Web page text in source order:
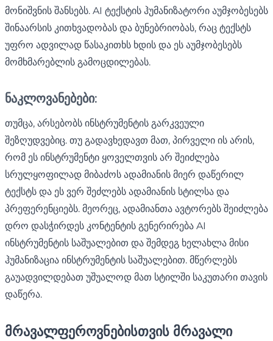
მონიშვნის შანსებს. AI ტექსტის ჰუმანიზატორი აუმჯობესებს
შინაარსის კითხვადობას და ბუნებრიობას, რაც ტექსტს
უფრო ადვილად წასაკითხს ხდის და ეს აუმჯობესებს
მომხმარებლის გამოცდილებას.
ნაკლოვანებები:
თუმცა, არსებობს ინსტრუმენტის გარკვეული
შეზღუდვებიც. თუ გადავხედავთ მათ, პირველი ის არის,
რომ ეს ინსტრუმენტი ყოველთვის არ შეიძლება
სრულყოფილად მიბაძოს ადამიანის მიერ დაწერილ
ტექსტს და ეს ვერ შეძლებს ადამიანის სტილსა და
პრეფერენციებს. მეორეც, ადამიანთა ავტორებს შეიძლება
დრო დასჭირდეს კონტენტის გენერირება AI
ინსტრუმენტის საშუალებით და შემდეგ ხელახლა მისი
ჰუმანიზაცია ინსტრუმენტის საშუალებით. მწერლებს
გაუადვილდებათ უშუალოდ მათ სტილში საკუთარი თავის
დაწერა.
მრავალფეროვნებისთვის მრავალი